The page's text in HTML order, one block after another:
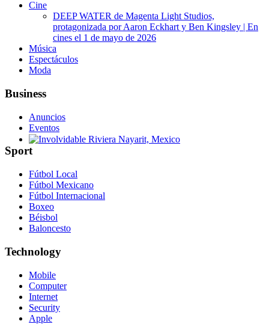
Involvidable Riviera Nayarit, Mexico
Cine
DEEP WATER de Magenta Light Studios,
protagonizada por Aaron Eckhart y Ben Kingsley | En
cines el 1 de mayo de 2026
Música
Espectáculos
Moda
Business
Anuncios
Eventos
Sport
Fútbol Local
Fútbol Mexicano
Fútbol Internacional
Boxeo
Béisbol
Baloncesto
Technology
Mobile
Computer
Internet
Security
Apple